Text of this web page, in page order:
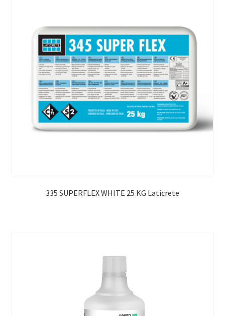
335 SUPERFLEX WHITE 25 KG Laticrete